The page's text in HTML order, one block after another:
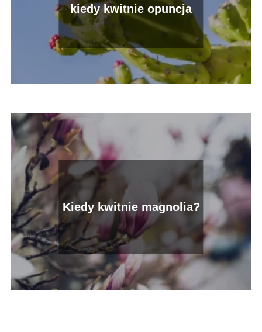
kiedy kwitnie opuncja
Kiedy kwitnie magnolia?